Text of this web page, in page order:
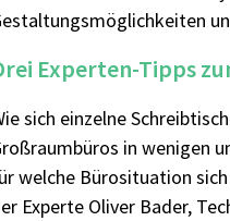
Experten-Tipps
sich einzelne
in wenigen
welche Bürosituation
Experte Oliver Bader,